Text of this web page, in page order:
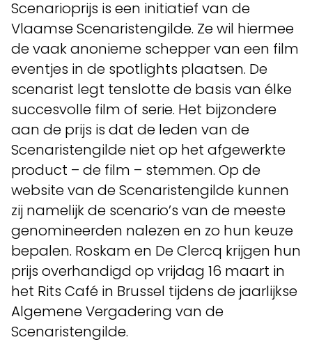
Scenarioprijs is een initiatief van de
Vlaamse Scenaristengilde. Ze wil hiermee
de vaak anonieme schepper van een film
eventjes in de spotlights plaatsen. De
scenarist legt tenslotte de basis van élke
succesvolle film of serie. Het bijzondere
aan de prijs is dat de leden van de
Scenaristengilde niet op het afgewerkte
product – de film – stemmen. Op de
website van de Scenaristengilde kunnen
zij namelijk de scenario’s van de meeste
genomineerden nalezen en zo hun keuze
bepalen. Roskam en De Clercq krijgen hun
prijs overhandigd op vrijdag 16 maart in
het Rits Café in Brussel tijdens de jaarlijkse
Algemene Vergadering van de
Scenaristengilde.